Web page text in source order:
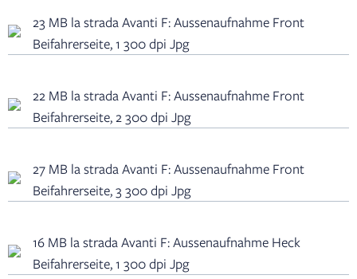
23 MB la strada Avanti F: Aussenaufnahme Front
Beifahrerseite, 1 300 dpi Jpg
22 MB la strada Avanti F: Aussenaufnahme Front
Beifahrerseite, 2 300 dpi Jpg
27 MB la strada Avanti F: Aussenaufnahme Front
Beifahrerseite, 3 300 dpi Jpg
16 MB la strada Avanti F: Aussenaufnahme Heck
Beifahrerseite, 1 300 dpi Jpg